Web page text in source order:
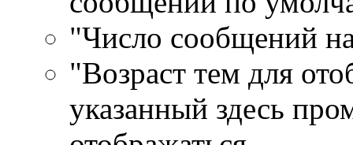
"Число сообщений
"Возраст тем для
указанный здесь